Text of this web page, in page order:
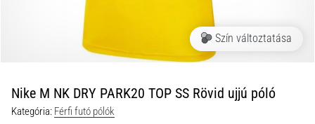
A
gyakorlatban
Szín változtatása
Nike M NK DRY PARK20 TOP SS Rövid ujjú póló
Kategória: Férfi futó pólók